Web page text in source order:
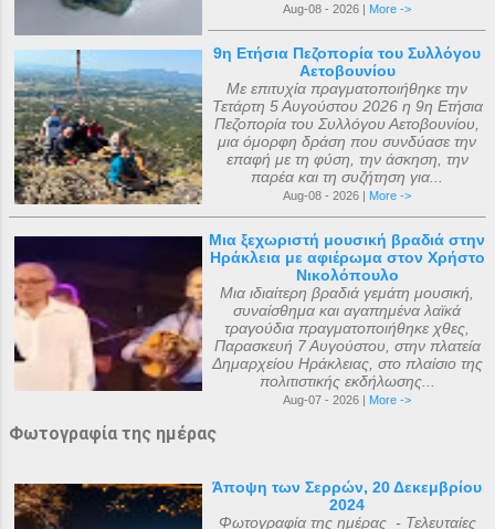
Aug-08 - 2026 | More ->
9η Ετήσια Πεζοπορία του Συλλόγου
Αετοβουνίου
Με επιτυχία πραγματοποιήθηκε την
Τετάρτη 5 Αυγούστου 2026 η 9η Ετήσια
Πεζοπορία του Συλλόγου Αετοβουνίου,
μια όμορφη δράση που συνδύασε την
επαφή με τη φύση, την άσκηση, την
παρέα και τη συζήτηση για...
Aug-08 - 2026 | More ->
Μια ξεχωριστή μουσική βραδιά στην
Ηράκλεια με αφιέρωμα στον Χρήστο
Νικολόπουλο
Μια ιδιαίτερη βραδιά γεμάτη μουσική,
συναίσθημα και αγαπημένα λαϊκά
τραγούδια πραγματοποιήθηκε χθες,
Παρασκευή 7 Αυγούστου, στην πλατεία
Δημαρχείου Ηράκλειας, στο πλαίσιο της
πολιτιστικής εκδήλωσης...
Aug-07 - 2026 | More ->
Φωτογραφία της ημέρας
Άποψη των Σερρών, 20 Δεκεμβρίου
2024
Φωτογραφία της ημέρας - Τελευταίες